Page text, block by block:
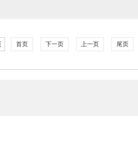
首页 下一页 上一页 尾页